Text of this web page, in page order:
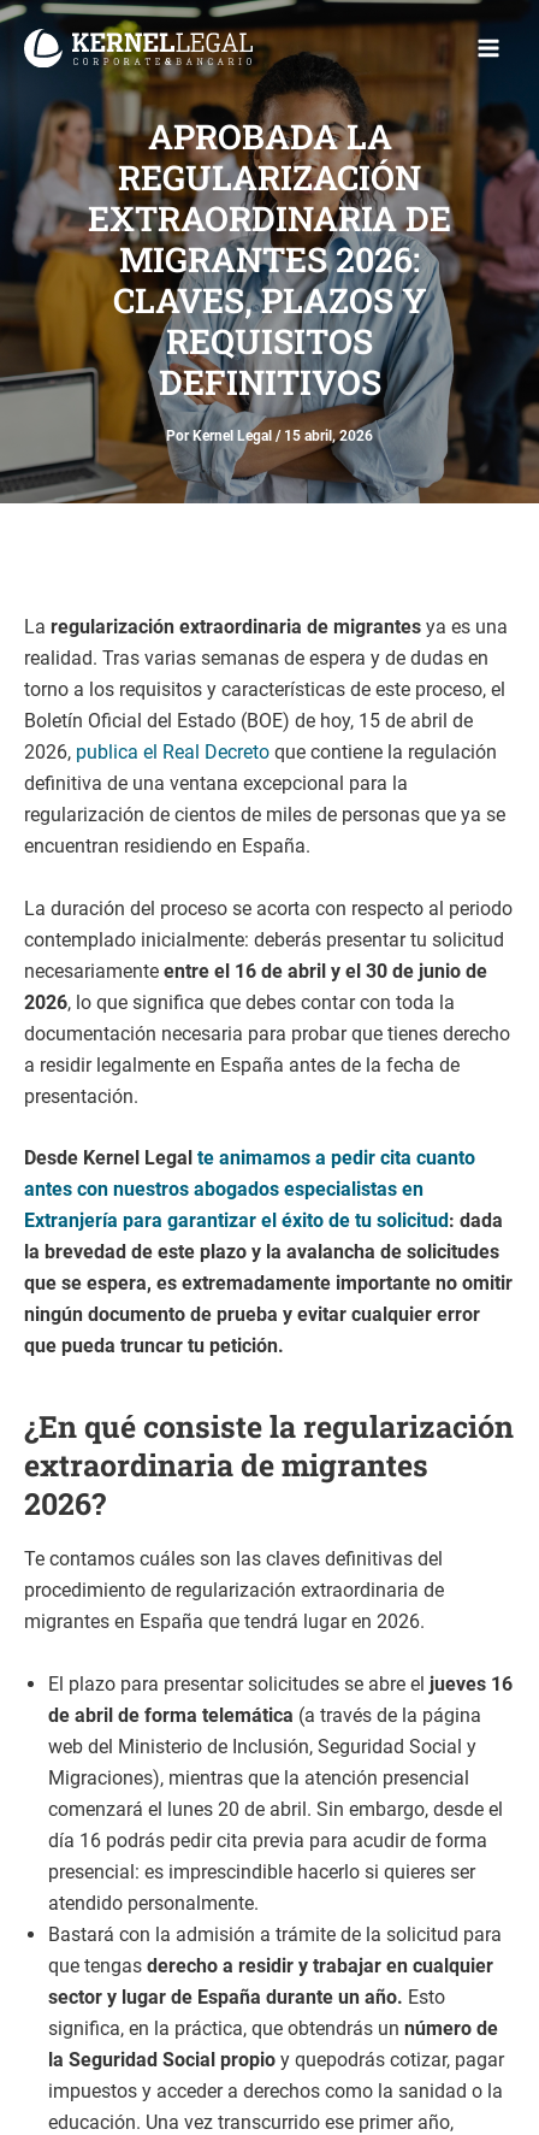
Ir
Main
APROBADA LA
REGULARIZACIÓN
EXTRAORDINARIA DE
MIGRANTES 2026:
CLAVES, PLAZOS Y
REQUISITOS
DEFINITIVOS
Por Kernel Legal / 15 abril, 2026
La regularización extraordinaria de migrantes ya es una
realidad. Tras varias semanas de espera y de dudas en
torno a los requisitos y características de este proceso, el
Boletín Oficial del Estado (BOE) de hoy, 15 de abril de
2026, publica el Real Decreto que contiene la regulación
definitiva de una ventana excepcional para la
regularización de cientos de miles de personas que ya se
encuentran residiendo en España.
La duración del proceso se acorta con respecto al periodo
contemplado inicialmente: deberás presentar tu solicitud
necesariamente entre el 16 de abril y el 30 de junio de
2026, lo que significa que debes contar con toda la
documentación necesaria para probar que tienes derecho
a residir legalmente en España antes de la fecha de
presentación.
Desde Kernel Legal te animamos a pedir cita cuanto
antes con nuestros abogados especialistas en
Extranjería para garantizar el éxito de tu solicitud : dada
la brevedad de este plazo y la avalancha de solicitudes
que se espera, es extremadamente importante no omitir
ningún documento de prueba y evitar cualquier error
que pueda truncar tu petición.
¿En qué consiste la regularización
extraordinaria de migrantes
2026?
Te contamos cuáles son las claves definitivas del
procedimiento de regularización extraordinaria de
migrantes en España que tendrá lugar en 2026.
El plazo para presentar solicitudes se abre el jueves 16
de abril de forma telemática (a través de la página
web del Ministerio de Inclusión, Seguridad Social y
Migraciones), mientras que la atención presencial
comenzará el lunes 20 de abril. Sin embargo, desde el
día 16 podrás pedir cita previa para acudir de forma
presencial: es imprescindible hacerlo si quieres ser
atendido personalmente.
Bastará con la admisión a trámite de la solicitud para
que tengas derecho a residir y trabajar en cualquier
sector y lugar de España durante un año. Esto
significa, en la práctica, que obtendrás un número de
la Seguridad Social propio y quepodrás cotizar, pagar
impuestos y acceder a derechos como la sanidad o la
educación. Una vez transcurrido ese primer año,